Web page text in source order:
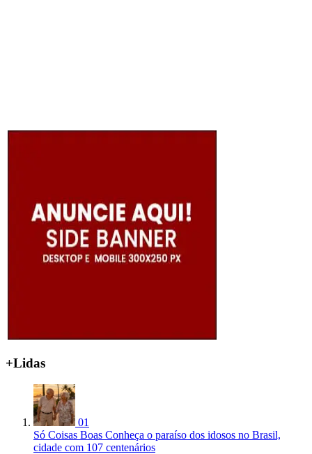
+Lidas
01
Só Coisas Boas Conheça o paraíso dos idosos no Brasil,
cidade com 107 centenários